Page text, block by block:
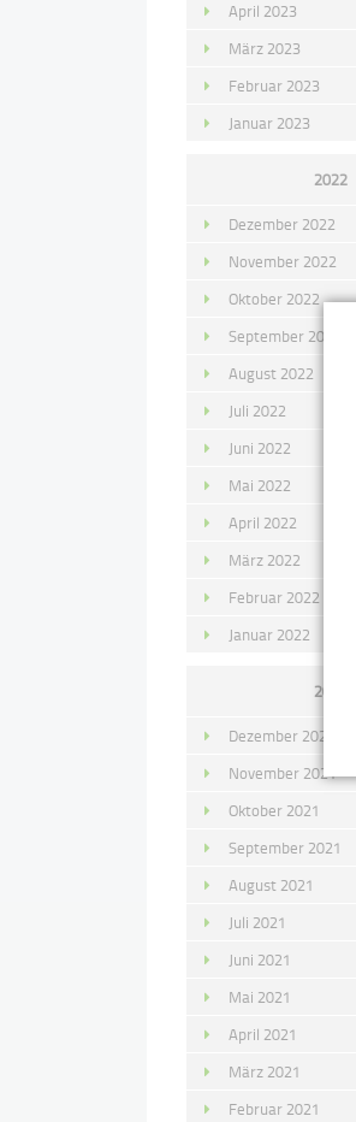
April 2023
März 2023
Februar 2023
Januar 2023
2022
Dezember 2022
November 2022
Oktober 2022
September 2022
August 2022
Juli 2022
Juni 2022
Mai 2022
April 2022
März 2022
Februar 2022
Januar 2022
2021
Dezember 2021
November 2021
Oktober 2021
September 2021
August 2021
Juli 2021
Juni 2021
Mai 2021
April 2021
März 2021
Februar 2021